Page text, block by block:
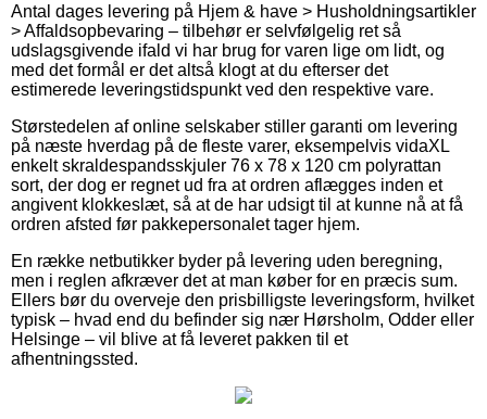
Antal dages levering på Hjem & have > Husholdningsartikler
> Affaldsopbevaring – tilbehør er selvfølgelig ret så
udslagsgivende ifald vi har brug for varen lige om lidt, og
med det formål er det altså klogt at du efterser det
estimerede leveringstidspunkt ved den respektive vare.
Størstedelen af online selskaber stiller garanti om levering
på næste hverdag på de fleste varer, eksempelvis vidaXL
enkelt skraldespandsskjuler 76 x 78 x 120 cm polyrattan
sort, der dog er regnet ud fra at ordren aflægges inden et
angivent klokkeslæt, så at de har udsigt til at kunne nå at få
ordren afsted før pakkepersonalet tager hjem.
En række netbutikker byder på levering uden beregning,
men i reglen afkræver det at man køber for en præcis sum.
Ellers bør du overveje den prisbilligste leveringsform, hvilket
typisk – hvad end du befinder sig nær Hørsholm, Odder eller
Helsinge – vil blive at få leveret pakken til et
afhentningssted.